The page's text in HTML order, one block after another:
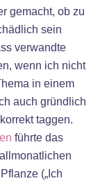
gemacht, ob zu
sein
verwandte
wenn ich nicht
in einem
auch gründlich
taggen.
führte das
(„Ich